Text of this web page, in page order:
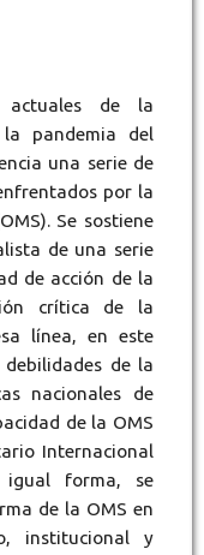
actuales de la
pandemia del
una serie de
por la
Se sostiene
de una serie
de acción de la
crítica de la
línea, en este
de la
nacionales de
de la OMS
Internacional
igual forma, se
de la OMS en
institucional y